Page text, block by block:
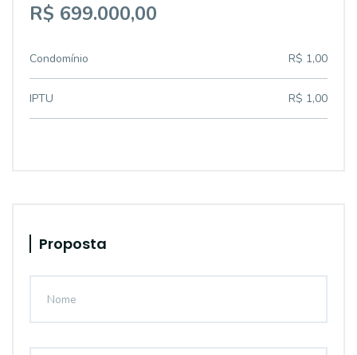
R$ 699.000,00
Condomínio R$ 1,00
IPTU R$ 1,00
Proposta